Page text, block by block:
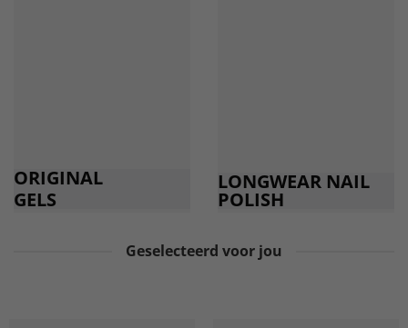
ORIGINAL
GELS
LONGWEAR NAIL
POLISH
Geselecteerd voor jou